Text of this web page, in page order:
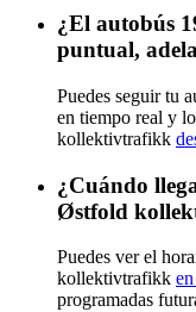
¿El autobús
puntual,
Puedes seguir tu
en tiempo real y
kollektivtrafikk
¿Cuándo
Østfold
Puedes ver el
kollektivtrafikk
programadas